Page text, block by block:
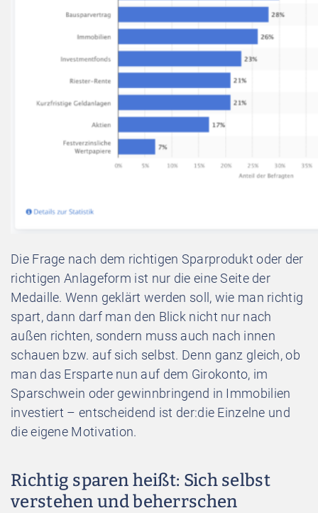
Die Frage nach dem richtigen Sparprodukt oder der
richtigen Anlageform ist nur die eine Seite der
Medaille. Wenn geklärt werden soll, wie man richtig
spart, dann darf man den Blick nicht nur nach
außen richten, sondern muss auch nach innen
schauen bzw. auf sich selbst. Denn ganz gleich, ob
man das Ersparte nun auf dem Girokonto, im
Sparschwein oder gewinnbringend in Immobilien
investiert – entscheidend ist der:die Einzelne und
die eigene Motivation.
Richtig sparen heißt: Sich selbst
verstehen und beherrschen